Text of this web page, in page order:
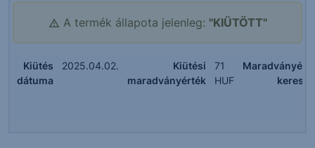
A termék állapota jelenleg: "KIÜTÖTT"
Kiütés
dátuma
2025.04.02.
Kiütési
maradványérték
71
HUF